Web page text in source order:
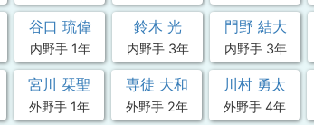
谷口 琉偉
内野手 1年
鈴木 光
内野手 3年
門野 結大
内野手 3年
宮川 栞聖
外野手 1年
専徒 大和
外野手 2年
川村 勇太
外野手 4年